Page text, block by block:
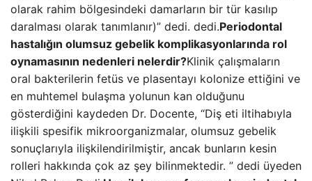
olarak rahim bölgesindeki damarların bir tür kasılıp
daralması olarak tanımlanır)” dedi. dedi.Periodontal
hastalığın olumsuz gebelik komplikasyonlarında rol
oynamasının nedenleri nelerdir?Klinik çalışmaların
oral bakterilerin fetüs ve plasentayı kolonize ettiğini ve
en muhtemel bulaşma yolunun kan olduğunu
gösterdiğini kaydeden Dr. Docente, “Diş eti iltihabıyla
ilişkili spesifik mikroorganizmalar, olumsuz gebelik
sonuçlarıyla ilişkilendirilmiştir, ancak bunların kesin
rolleri hakkında çok az şey bilinmektedir. ” dedi üyeden